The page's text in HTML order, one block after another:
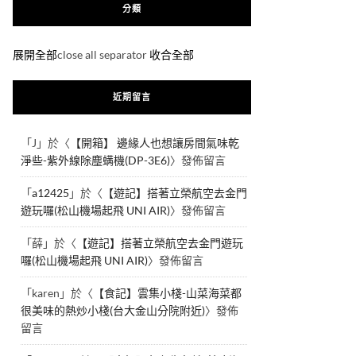
分類
展開全部close all separator 收合全部
近期留言
「J 」於〈 【開箱】 邊緣人也想讓房間氣味乾
淨些-紫外線除塵螨機(DP-3E6)〉發佈留言
「a12425 」於〈 【遊記】搭著立榮航空去金門
遊玩囉(松山機場起飛 UNI AIR)〉發佈留言
「薛」於〈 【遊記】搭著立榮航空去金門遊玩
囉(松山機場起飛 UNI AIR)〉發佈留言
「karen 」於〈 【食記】雲集小棧-山菜海菜都
很美味的熱炒小棧(台大金山分院附近)〉發佈
留言